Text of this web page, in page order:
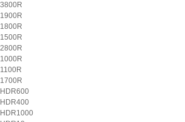
3800R
1900R
1800R
1500R
2800R
1000R
1100R
1700R
HDR600
HDR400
HDR1000